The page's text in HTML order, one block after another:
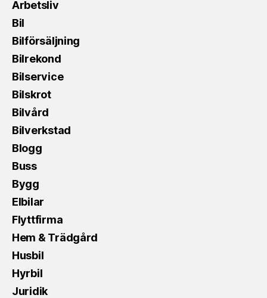
Arbetsliv
Bil
Bilförsäljning
Bilrekond
Bilservice
Bilskrot
Bilvård
Bilverkstad
Blogg
Buss
Bygg
Elbilar
Flyttfirma
Hem & Trädgård
Husbil
Hyrbil
Juridik